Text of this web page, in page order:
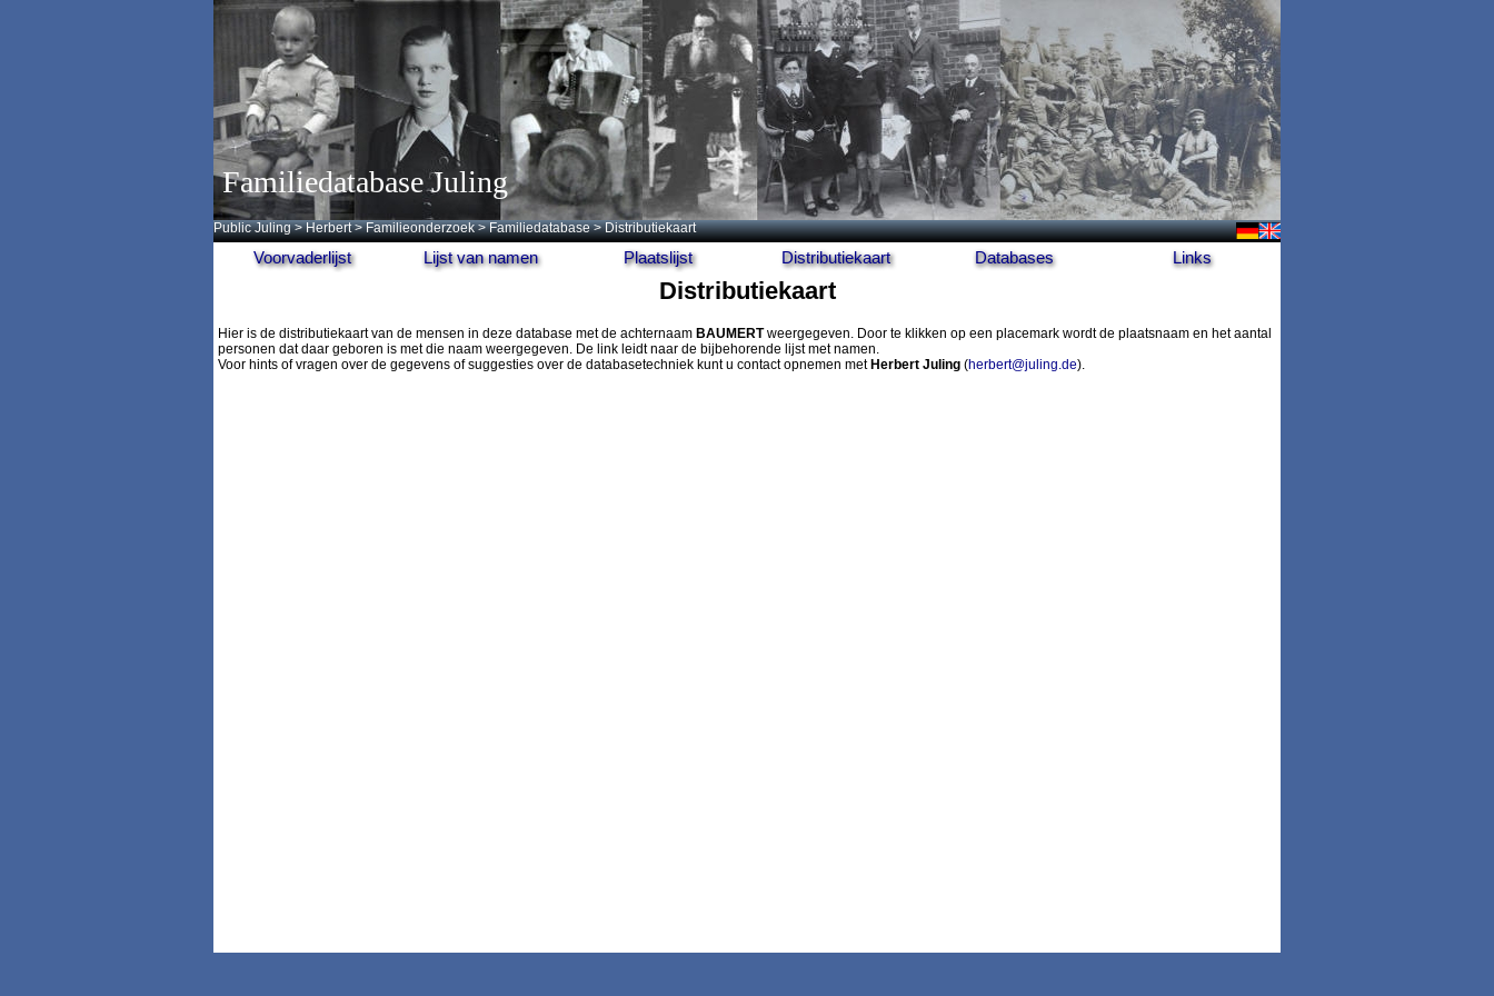
Familiedatabase Juling
Public Juling >Herbert >Familieonderzoek >Familiedatabase > Distributiekaart
Voorvaderlijst Lijst van namen Plaatslijst Distributiekaart Databases Links
Distributiekaart
Hier is de distributiekaart van de mensen in deze database met de achternaam BAUMERTweergegeven. Door te klikken op een placemark wordt de plaatsnaam en het aantal
personen dat daar geboren is met die naam weergegeven. De link leidt naar de bijbehorende lijst met namen.
Voor hints of vragen over de gegevens of suggesties over de databasetechniek kunt u contact opnemen met Herbert Juling (herbert@juling.de).